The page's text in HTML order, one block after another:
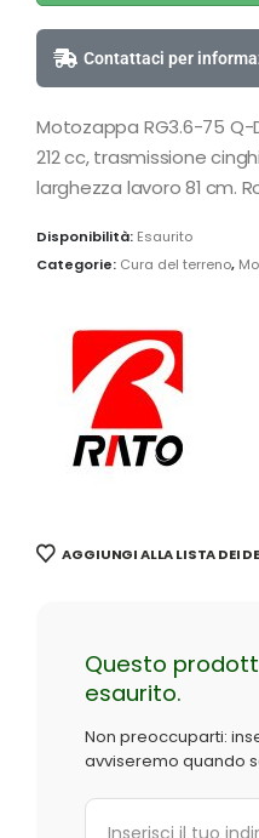
Contattaci per
Motozappa RG3.6-75 Q-
212 cc, trasmissione
larghezza lavoro 81 cm.
Disponibilità: Esaurito
Categorie: Cura del terreno,
AGGIUNGI ALLA LISTA DEI
Questo
esaurito.
Non preoccuparti:
avviseremo quando